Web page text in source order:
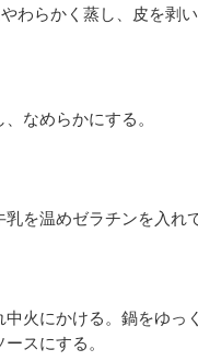
わらかく蒸し、皮を剥
なめらかにする。
を温めゼラチンを入れ
中火にかける。鍋をゆっ
スにする。